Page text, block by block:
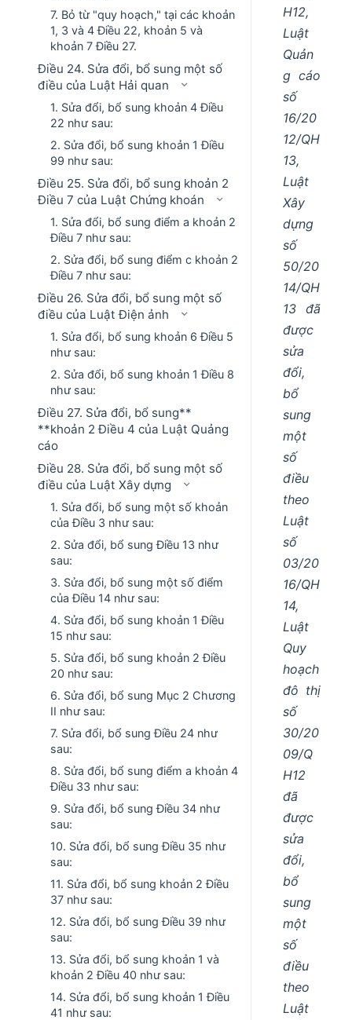
7. Bỏ từ "quy hoạch," tại các khoản
1, 3 và 4 Điều 22, khoản 5 và
khoản 7 Điều 27.
Điều 24. Sửa đổi, bổ sung một số
điều của Luật Hải quan
1. Sửa đổi, bổ sung khoản 4 Điều
22 như sau:
2. Sửa đổi, bổ sung khoản 1 Điều
99 như sau:
Điều 25. Sửa đổi, bổ sung khoản 2
Điều 7 của Luật Chứng khoán
1. Sửa đổi, bổ sung điểm a khoản 2
Điều 7 như sau:
2. Sửa đổi, bổ sung điểm c khoản 2
Điều 7 như sau:
Điều 26. Sửa đổi, bổ sung một số
điều của Luật Điện ảnh
1. Sửa đổi, bổ sung khoản 6 Điều 5
như sau:
2. Sửa đổi, bổ sung khoản 1 Điều 8
như sau:
Điều 27. Sửa đổi, bổ sung**
**khoản 2 Điều 4 của Luật Quảng
cáo
Điều 28. Sửa đổi, bổ sung một số
điều của Luật Xây dựng
1. Sửa đổi, bổ sung một số khoản
của Điều 3 như sau:
2. Sửa đổi, bổ sung Điều 13 như
sau:
3. Sửa đổi, bổ sung một số điểm
của Điều 14 như sau:
4. Sửa đổi, bổ sung khoản 1 Điều
15 như sau:
5. Sửa đổi, bổ sung khoản 2 Điều
20 như sau:
6. Sửa đổi, bổ sung Mục 2 Chương
II như sau:
7. Sửa đổi, bổ sung Điều 24 như
sau:
8. Sửa đổi, bổ sung điểm a khoản 4
Điều 33 như sau:
9. Sửa đổi, bổ sung Điều 34 như
sau:
10. Sửa đổi, bổ sung Điều 35 như
sau:
11. Sửa đổi, bổ sung khoản 2 Điều
37 như sau:
12. Sửa đổi, bổ sung Điều 39 như
sau:
13. Sửa đổi, bổ sung khoản 1 và
khoản 2 Điều 40 như sau:
14. Sửa đổi, bổ sung khoản 1 Điều
41 như sau:
H12,
Luật
Quản
g cáo
số
16/20
12/QH
13,
Luật
Xây
dựng
số
50/20
14/QH
13 đã
được
sửa
đổi,
bổ
sung
một
số
điều
theo
Luật
số
03/20
16/QH
14,
Luật
Quy
hoạch
đô thị
số
30/20
09/Q
H12
đã
được
sửa
đổi,
bổ
sung
một
số
điều
theo
Luật